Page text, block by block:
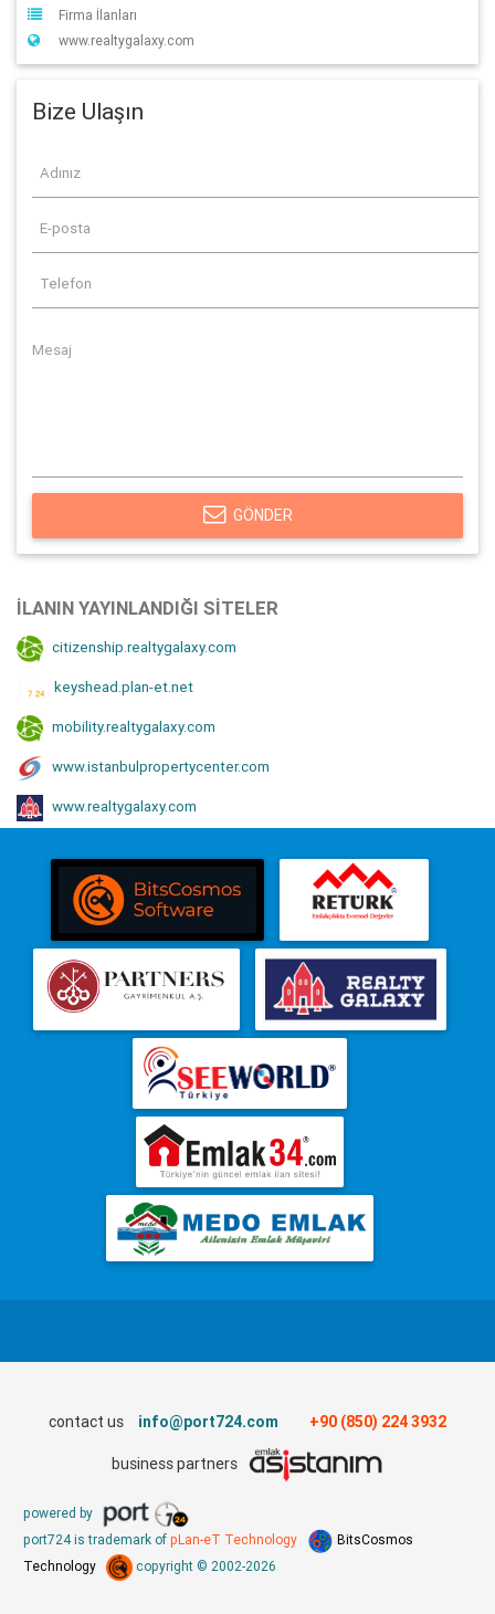
Firma İlanları
www.realtygalaxy.com
Bize Ulaşın
GÖNDER
İLANIN YAYINLANDIĞI SITELER
citizenship.realtygalaxy.com
keyshead.plan-et.net
mobility.realtygalaxy.com
www.istanbulpropertycenter.com
www.realtygalaxy.com
contact us info@port724.com +90 (850) 224 3932
business partners
powered by
port724 is trademark of pLan-eT Technology
BitsCosmos
Technology
copyright © 2002-2026